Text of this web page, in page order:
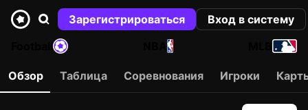
Зарегистрироваться
Вход в систему
NBA
Обзор Таблица Соревнования Игроки